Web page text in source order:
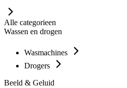
Alle categorieen
Wassen en drogen
Wasmachines
Drogers
Beeld & Geluid